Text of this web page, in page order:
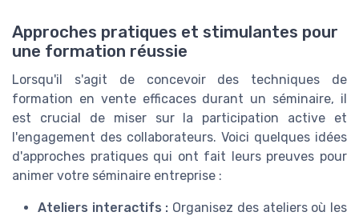
Approches pratiques et stimulantes pour
une formation réussie
Lorsqu'il s'agit de concevoir des techniques de
formation en vente efficaces durant un séminaire, il
est crucial de miser sur la participation active et
l'engagement des collaborateurs. Voici quelques idées
d'approches pratiques qui ont fait leurs preuves pour
animer votre séminaire entreprise :
Ateliers interactifs : Organisez des ateliers où les